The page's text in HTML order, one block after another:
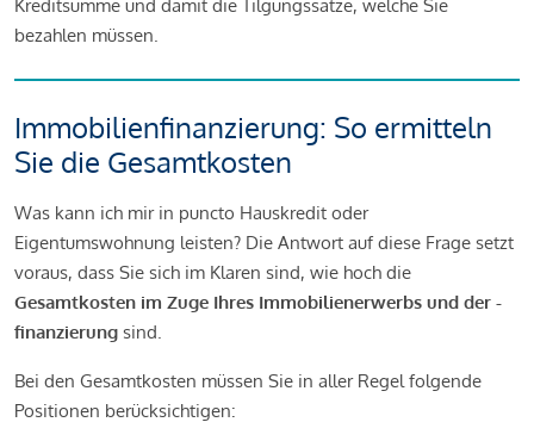
Kreditsumme und damit die Tilgungssätze, welche Sie
bezahlen müssen.
Immobilienfinanzierung: So ermitteln
Sie die Gesamtkosten
Was kann ich mir in puncto Hauskredit oder
Eigentumswohnung leisten? Die Antwort auf diese Frage setzt
voraus, dass Sie sich im Klaren sind, wie hoch die
Gesamtkosten im Zuge Ihres Immobilienerwerbs und der -
finanzierung sind.
Bei den Gesamtkosten müssen Sie in aller Regel folgende
Positionen berücksichtigen: